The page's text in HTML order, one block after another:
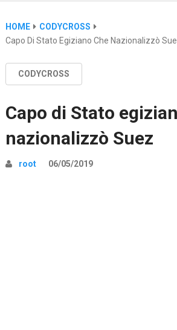
HOME
CODYCROSS
Capo Di Stato Egiziano Che Nazionalizzò
CODYCROSS
Capo di Stato
nazionalizzò Suez
root 06/05/2019